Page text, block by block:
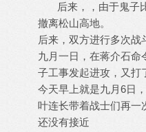
后来，，由于鬼子比
撤离松山高地。
后来，双方进行多次战
九月一日，在蒋介石命
子工事发起进攻，又打
今天早上就是九月6日
叶连长带着战士们再一
还没有接近